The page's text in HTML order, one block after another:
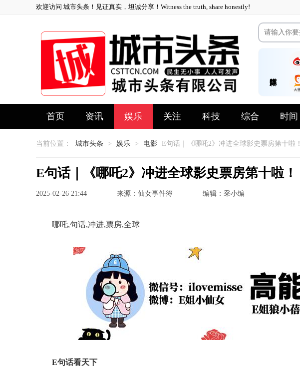
欢迎访问 城市头条！见证真实，坦诚分享！Witness the truth, share honestly!
首页 资讯 娱乐 关注 科技 综合 时间
当前位置： 城市头条 > 娱乐 > 电影 E句话｜《哪吒2》冲进全球影史票房第十啦！
E句话｜《哪吒2》冲进全球影史票房第十啦！
2025-02-26 21:44 来源：仙女事件簿 编辑：采小编
哪吒,句话,冲进,票房,全球
E句话看天下